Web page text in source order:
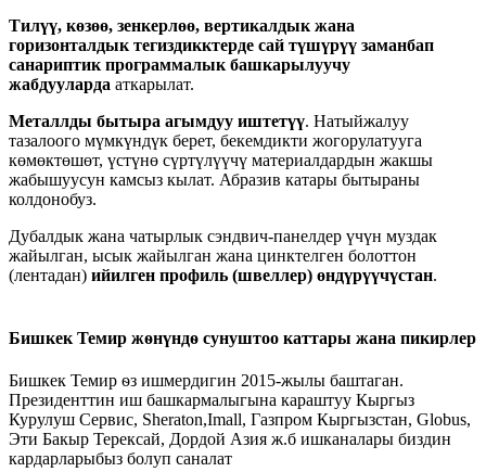
Тилүү, көзөө, зенкерлөө, вертикалдык жана
горизонталдык тегиздикктерде сай түшүрүү заманбап
санариптик программалык башкарылуучу
жабдууларда аткарылат.
Металлды бытыра агымдуу иштетүү. Натыйжалуу
тазалоого мүмкүндүк берет, бекемдикти жогорулатууга
көмөктөшөт, үстүнө сүртүлүүчү материалдардын жакшы
жабышуусун камсыз кылат. Абразив катары бытыраны
колдонобуз.
Дубалдык жана чатырлык сэндвич-панелдер үчүн муздак
жайылган, ысык жайылган жана цинктелген болоттон
(лентадан) ийилген профиль (швеллер) өндүрүүчүстан.
Бишкек Темир жѳнүндѳ сунуштоо каттары жана пикирлер
Бишкек Темир ѳз ишмердигин 2015-жылы баштаган.
Президенттин иш башкармалыгына караштуу Кыргыз
Курулуш Сервис, Sheraton,Imall, Газпром Кыргызстан, Globus,
Эти Бакыр Терексай, Дордой Азия ж.б ишканалары биздин
кардарларыбыз болуп саналат